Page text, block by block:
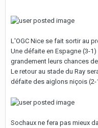
L'OGC Nice se fait sortir au
Une défaite en Espagne (3-
grandement leurs chances
Le retour au stade du Ray
défaite des aiglons niçois (2-
Sochaux ne fera pas mieux